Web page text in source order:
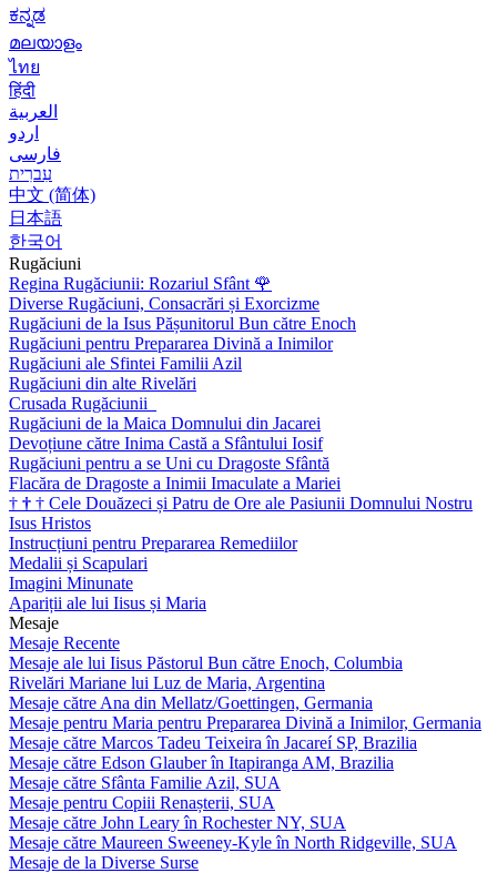
ಕನ್ನಡ
മലയാളം
ไทย
हिंदी
العربية
اردو
فارسی
עִברִית
中文 (简体)
日本語
한국어
Rugăciuni
Regina Rugăciunii: Rozariul Sfânt 🌹
Diverse Rugăciuni, Consacrări și Exorcizme
Rugăciuni de la Isus Pășunitorul Bun către Enoch
Rugăciuni pentru Prepararea Divină a Inimilor
Rugăciuni ale Sfintei Familii Azil
Rugăciuni din alte Rivelări
Crusada Rugăciunii
Rugăciuni de la Maica Domnului din Jacarei
Devoțiune către Inima Castă a Sfântului Iosif
Rugăciuni pentru a se Uni cu Dragoste Sfântă
Flacăra de Dragoste a Inimii Imaculate a Mariei
† † † Cele Douăzeci și Patru de Ore ale Pasiunii Domnului Nostru
Isus Hristos
Instrucțiuni pentru Prepararea Remediilor
Medalii și Scapulari
Imagini Minunate
Apariții ale lui Iisus și Maria
Mesaje
Mesaje Recente
Mesaje ale lui Iisus Păstorul Bun către Enoch, Columbia
Rivelări Mariane lui Luz de Maria, Argentina
Mesaje către Ana din Mellatz/Goettingen, Germania
Mesaje pentru Maria pentru Prepararea Divină a Inimilor, Germania
Mesaje către Marcos Tadeu Teixeira în Jacareí SP, Brazilia
Mesaje către Edson Glauber în Itapiranga AM, Brazilia
Mesaje către Sfânta Familie Azil, SUA
Mesaje pentru Copiii Renașterii, SUA
Mesaje către John Leary în Rochester NY, SUA
Mesaje către Maureen Sweeney-Kyle în North Ridgeville, SUA
Mesaje de la Diverse Surse